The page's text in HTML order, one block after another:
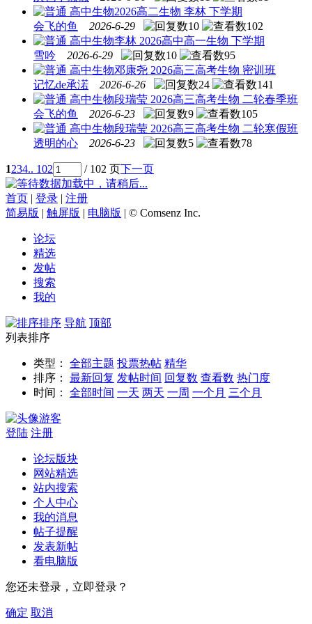
高中生物2026高二生物 李林 下学期
会飞的鱼
2026-6-29 10
102
高中生物李林 2026高中高一生物 下学期
雪吟
2026-6-29 10
95
高中生物邓康尧 2026高三高考生物 密训班
记忆de承渃
2026-6-26 24
141
高中生物段瑞莹 2026高三高考生物 二轮春季班
会飞的鱼
2026-6-23 9
105
高中生物段瑞莹 2026高三高考生物 二轮寒假班
透明的心
2026-6-23 5 78
1234.. 102 / 102 页下一页
数据加载中，请稍后...
首页 | 登录 | 注册
简易版 | 触屏版 | 电脑版 | © Comsenz Inc.
论坛
精选
发帖
搜索
我的
排序 导航 顶部
列表排序
类型： 全部主题 投票热帖 精华
排序：
最新回复 发帖时间 回复数 查看数 热门度
时间：
全部时间 一天 两天 一周 一个月 三个月
游客
登陆 注册
论坛版块
网站精选
站内搜索
个人中心
我的消息
帖子提醒
发表新帖
看电脑版
您还未登录，立即登录？
确定 取消